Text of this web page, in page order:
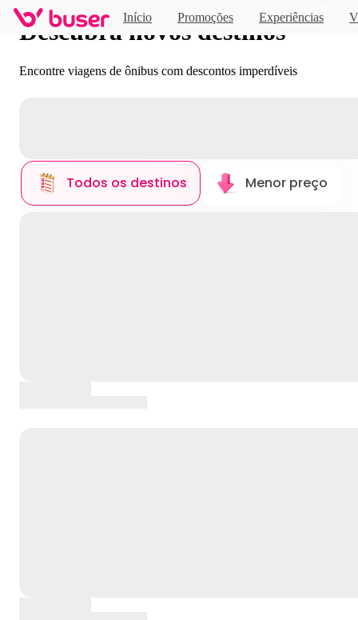
Início Promoções Experiências
Descubra novos destinos
Encontre viagens de ônibus com descontos imperdíveis
Todos os destinos Menor preço